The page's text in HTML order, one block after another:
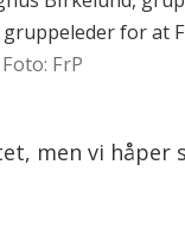
for at
Foto: FrP
men vi håper